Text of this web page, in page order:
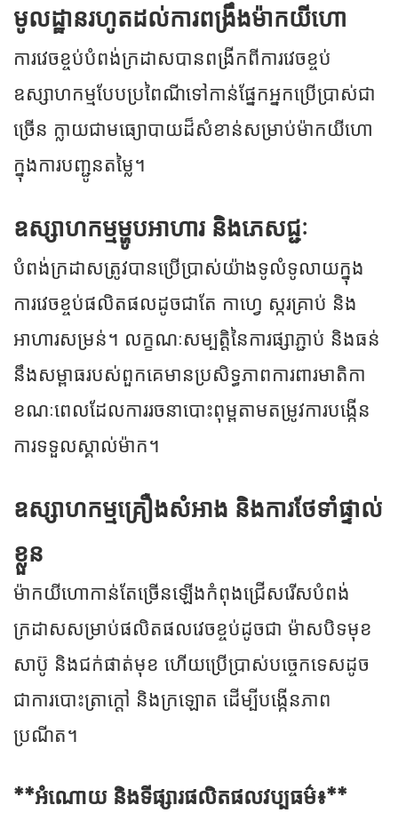
មូលដ្ឋានរហូតដល់ការពង្រឹងម៉ាកយីហោ
ការវេចខ្ចប់បំពង់ក្រដាសបានពង្រីកពីការវេចខ្ចប់
ឧស្សាហកម្មបែបប្រពៃណីទៅកាន់ផ្នែកអ្នកប្រើប្រាស់ជា
ច្រើន ក្លាយជាមធ្យោបាយដ៏សំខាន់សម្រាប់ម៉ាកយីហោ
ក្នុងការបញ្ជូនតម្លៃ។
ឧស្សាហកម្មម្ហូបអាហារ និងភេសជ្ជៈ
បំពង់ក្រដាសត្រូវបានប្រើប្រាស់យ៉ាងទូលំទូលាយក្នុង
ការវេចខ្ចប់ផលិតផលដូចជាតែ កាហ្វេ ស្ករគ្រាប់ និង
អាហារសម្រន់។ លក្ខណៈសម្បត្តិនៃការផ្សាភ្ជាប់ និងធន់
នឹងសម្ពាធរបស់ពួកគេមានប្រសិទ្ធភាពការពារមាតិកា
ខណៈពេលដែលការរចនាបោះពុម្ពតាមតម្រូវការបង្កើន
ការទទួលស្គាល់ម៉ាក។
ឧស្សាហកម្មគ្រឿងសំអាង និងការថែទាំផ្ទាល់
ខ្លួន
ម៉ាកយីហោកាន់តែច្រើនឡើងកំពុងជ្រើសរើសបំពង់
ក្រដាសសម្រាប់ផលិតផលវេចខ្ចប់ដូចជា ម៉ាសបិទមុខ
សាប៊ូ និងជក់ផាត់មុខ ហើយប្រើប្រាស់បច្ចេកទេសដូច
ជាការបោះត្រាក្តៅ និងក្រឡោត ដើម្បីបង្កើនភាព
ប្រណីត។
**អំណោយ និងទីផ្សារផលិតផលវប្បធម៌៖**